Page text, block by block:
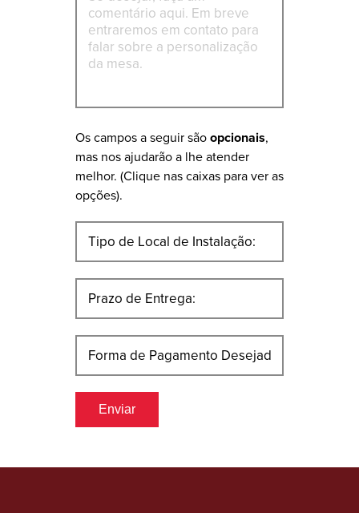
Os campos a seguir são opcionais,
mas nos ajudarão a lhe atender
melhor. (Clique nas caixas para ver as
opções).
Enviar